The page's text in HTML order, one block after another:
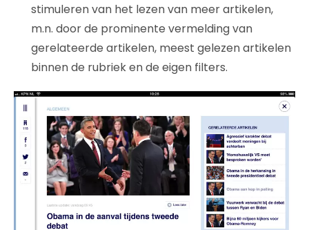
stimuleren van het lezen van meer artikelen,
m.n. door de prominente vermelding van
gerelateerde artikelen, meest gelezen artikelen
binnen de rubriek en de eigen filters.